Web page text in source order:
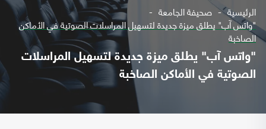
الرئيسية صحيفة الجامعة
"واتس آب" يطلق ميزة جديدة لتسهيل المراسلات الصوتية في الأماكن
الصاخبة
"واتس آب" يطلق ميزة جديدة لتسهيل المراسلات
الصوتية في الأماكن الصاخبة